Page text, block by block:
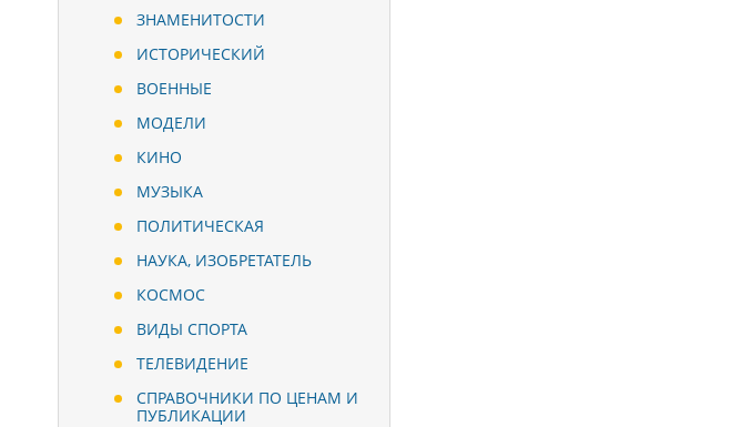
ЗНАМЕНИТОСТИ
ИСТОРИЧЕСКИЙ
ВОЕННЫЕ
МОДЕЛИ
КИНО
МУЗЫКА
ПОЛИТИЧЕСКАЯ
НАУКА, ИЗОБРЕТАТЕЛЬ
КОСМОС
ВИДЫ СПОРТА
ТЕЛЕВИДЕНИЕ
СПРАВОЧНИКИ ПО ЦЕНАМ И
ПУБЛИКАЦИИ